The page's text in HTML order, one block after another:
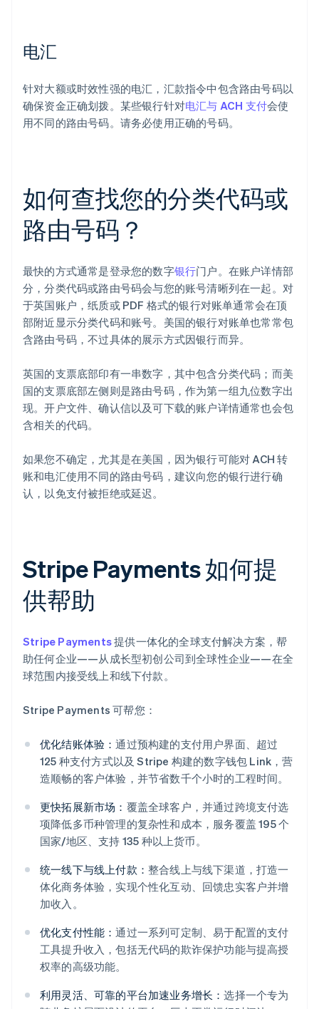
电汇
针对大额或时效性强的电汇，汇款指令中包含路由号码以
确保资金正确划拨。某些银行针对电汇与 ACH 支付会使
用不同的路由号码。请务必使用正确的号码。
如何查找您的分类代码或
路由号码？
最快的方式通常是登录您的数字银行门户。在账户详情部
分，分类代码或路由号码会与您的账号清晰列在一起。对
于英国账户，纸质或 PDF 格式的银行对账单通常会在顶
部附近显示分类代码和账号。美国的银行对账单也常常包
含路由号码，不过具体的展示方式因银行而异。
英国的支票底部印有一串数字，其中包含分类代码；而美
国的支票底部左侧则是路由号码，作为第一组九位数字出
现。开户文件、确认信以及可下载的账户详情通常也会包
含相关的代码。
如果您不确定，尤其是在美国，因为银行可能对 ACH 转
账和电汇使用不同的路由号码，建议向您的银行进行确
认，以免支付被拒绝或延迟。
Stripe Payments 如何提
供帮助
Stripe Payments提供一体化的全球支付解决方案，帮
助任何企业——从成长型初创公司到全球性企业——在全
球范围内接受线上和线下付款。
Stripe Payments 可帮您：
优化结账体验：通过预构建的支付用户界面、超过
125 种支付方式以及 Stripe 构建的数字钱包 Link，营
造顺畅的客户体验，并节省数千个小时的工程时间。
更快拓展新市场： 覆盖全球客户，并通过跨境支付选
项降低多币种管理的复杂性和成本，服务覆盖 195 个
国家/地区、支持 135 种以上货币。
统一线下与线上付款： 整合线上与线下渠道，打造一
体化商务体验，实现个性化互动、回馈忠实客户并增
加收入。
优化支付性能：通过一系列可定制、易于配置的支付
工具提升收入，包括无代码的欺诈保护功能与提高授
权率的高级功能。
利用灵活、可靠的平台加速业务增长：选择一个专为
阿联酋
爱尔兰
English
爱沙尼亚
English
奥地利
DeutschEnglish